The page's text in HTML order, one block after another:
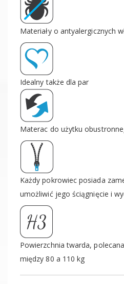
Materiały o antyalergicznych
Idealny także dla par
Materac do użytku
Każdy pokrowiec posiada
umożliwić jego ściągnięcie i
Powierzchnia twarda,
między 80 a 110 kg